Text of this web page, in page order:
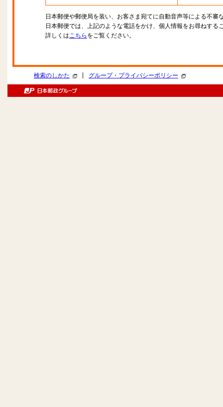
日本郵便や郵便局を装い、お客さま宛てに自動音声等による不審
日本郵便では、上記のような電話をかけ、個人情報をお尋ねする
詳しくはこちら をご覧ください。
検索のしかた グループ・プライバシーポリシー